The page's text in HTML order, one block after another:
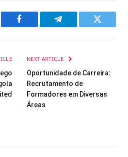
Facebook Telegram Twitter
NEXT ARTICLE
Oportunidade de Carreira:
Recrutamento de
Formadores em Diversas
Áreas